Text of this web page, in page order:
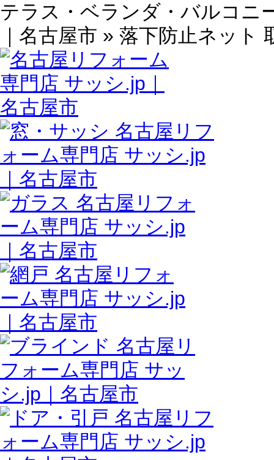
テラス・ベランダ・バルコニ
｜名古屋市 » 落下防止ネット